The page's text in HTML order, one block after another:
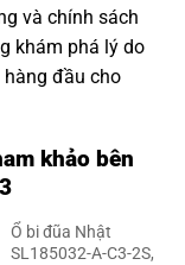
và chính sách
khám phá lý do
đầu cho
khảo bên
Ổ bi đũa Nhật
SL185032-A-C3-2S,